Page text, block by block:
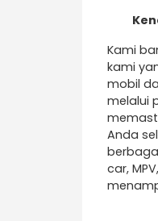
Kami
kami
mobil
melalui
Anda
car,